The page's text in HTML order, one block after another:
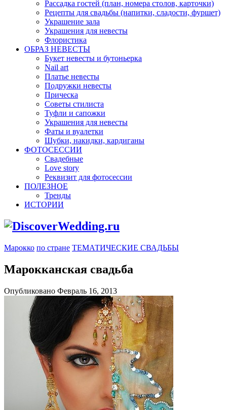
Рассадка гостей (план, номера столов, карточки)
Рецепты для свадьбы (напитки, сладости, фуршет)
Украшение зала
Украшения для невесты
Флористика
ОБРАЗ НЕВЕСТЫ
Букет невесты и бутоньерка
Nail art
Платье невесты
Подружки невесты
Прическа
Советы стилиста
Туфли и сапожки
Украшения для невесты
Фаты и вуалетки
Шубки, накидки, кардиганы
ФОТОСЕССИИ
Свадебные
Love story
Реквизит для фотосессии
ПОЛЕЗНОЕ
Тренды
ИСТОРИИ
Марокко по стране ТЕМАТИЧЕСКИЕ СВАДЬБЫ
Марокканская свадьба
Опубликовано Февраль 16, 2013